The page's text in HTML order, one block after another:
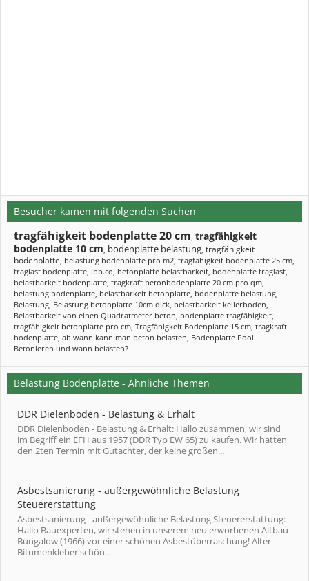
Besucher kamen mit folgenden Suchen
tragfähigkeit bodenplatte 20 cm, tragfähigkeit
bodenplatte 10 cm, bodenplatte belastung, tragfähigkeit
bodenplatte, belastung bodenplatte pro m2, tragfähigkeit bodenplatte 25 cm,
traglast bodenplatte, ibb.co, betonplatte belastbarkeit, bodenplatte traglast,
belastbarkeit bodenplatte, tragkraft betonbodenplatte 20 cm pro qm,
belastung bodenplatte, belastbarkeit betonplatte, bodenplatte belastung,
Belastung, Belastung betonplatte 10cm dick, belastbarkeit kellerboden,
Belastbarkeit von einen Quadratmeter beton, bodenplatte tragfähigkeit,
tragfähigkeit betonplatte pro cm, Tragfähigkeit Bodenplatte 15 cm, tragkraft
bodenplatte, ab wann kann man beton belasten, Bodenplatte Pool
Betonieren und wann belasten?
Belastung Bodenplatte - Ähnliche Themen
DDR Dielenboden - Belastung & Erhalt
DDR Dielenboden - Belastung & Erhalt: Hallo zusammen, wir sind
im Begriff ein EFH aus 1957 (DDR Typ EW 65) zu kaufen. Wir hatten
den 2ten Termin mit Gutachter, der keine großen...
Asbestsanierung - außergewöhnliche Belastung
Steuererstattung
Asbestsanierung - außergewöhnliche Belastung Steuererstattung:
Hallo Bauexperten, wir stehen in unserem neu erworbenen Altbau
Bungalow (1966) vor einer schönen Asbestüberraschung! Alter
Bitumenkleber schön...